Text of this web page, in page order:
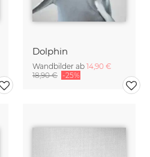
Dolphin
Wandbilder ab 14,90 €
18,90 € -25%